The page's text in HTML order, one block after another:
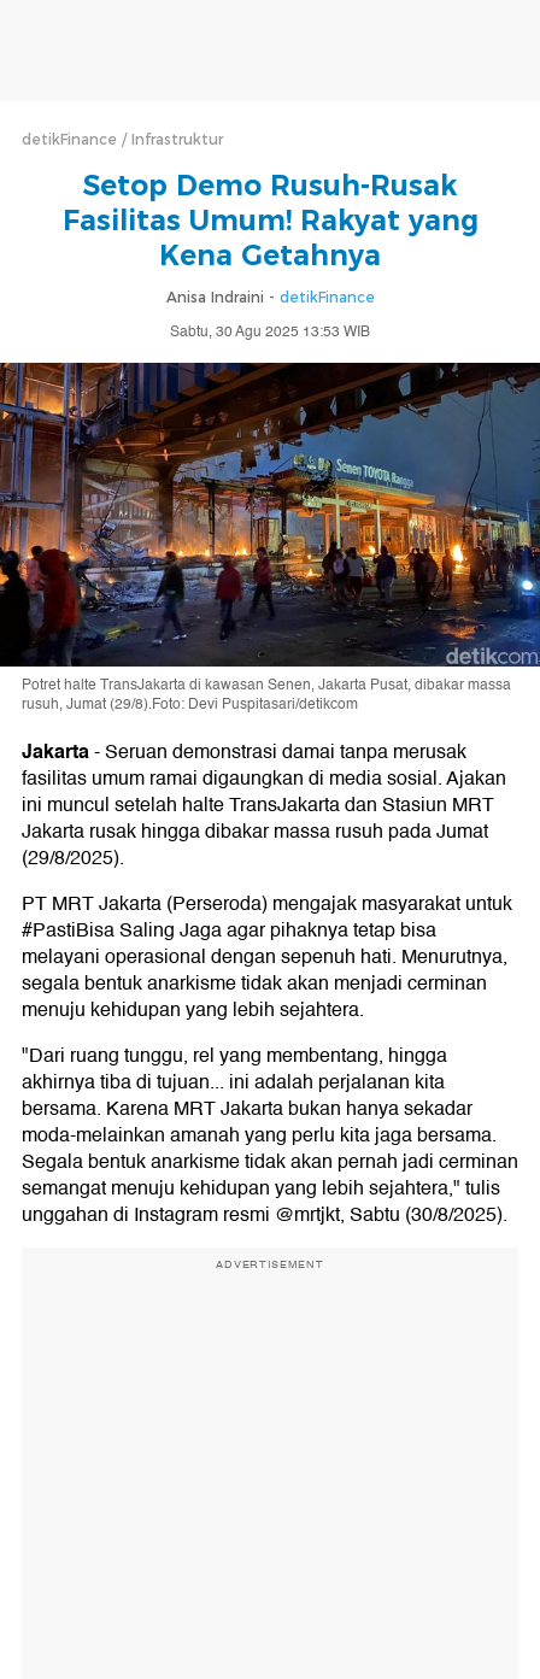
detikFinance Infrastruktur
Setop Demo Rusuh-Rusak
Fasilitas Umum! Rakyat yang
Kena Getahnya
Anisa Indraini - detikFinance
Sabtu, 30 Agu 2025 13:53 WIB
Potret halte TransJakarta di kawasan Senen, Jakarta Pusat, dibakar massa
rusuh, Jumat (29/8).Foto: Devi Puspitasari/detikcom
Jakarta-Seruan demonstrasi damai tanpa merusak
fasilitas umum ramai digaungkan di media sosial. Ajakan
ini muncul setelah halte TransJakarta dan Stasiun MRT
Jakarta rusak hingga dibakar massa rusuh pada Jumat
(29/8/2025).
PT MRT Jakarta (Perseroda) mengajak masyarakat untuk
#PastiBisa Saling Jaga agar pihaknya tetap bisa
melayani operasional dengan sepenuh hati. Menurutnya,
segala bentuk anarkisme tidak akan menjadi cerminan
menuju kehidupan yang lebih sejahtera.
"Dari ruang tunggu, rel yang membentang, hingga
akhirnya tiba di tujuan... ini adalah perjalanan kita
bersama. Karena MRT Jakarta bukan hanya sekadar
moda-melainkan amanah yang perlu kita jaga bersama.
Segala bentuk anarkisme tidak akan pernah jadi cerminan
semangat menuju kehidupan yang lebih sejahtera," tulis
unggahan di Instagram resmi @mrtjkt, Sabtu (30/8/2025).
ADVERTISEMENT